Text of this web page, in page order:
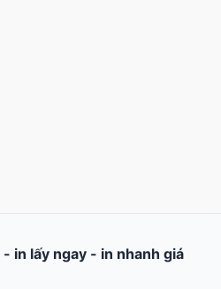
- in lấy ngay - in nhanh giá